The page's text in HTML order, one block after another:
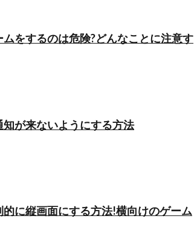
をするのは危険?どんなことに注意す
が来ないようにする方法
に縦画面にする方法!横向けのゲーム